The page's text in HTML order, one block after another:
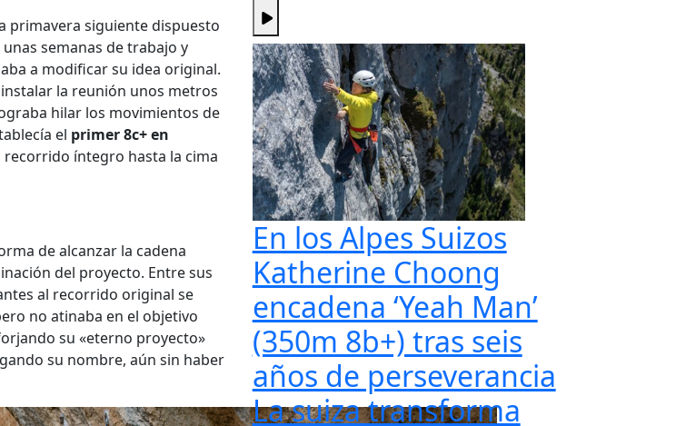
primavera siguiente dispuesto
semanas de trabajo y
a modificar su idea original.
la reunión unos metros
hilar los movimientos de
el primer 8c+ en
recorrido íntegro hasta la cima
de alcanzar la cadena
del proyecto. Entre sus
al recorrido original se
no atinaba en el objetivo
su «eterno proyecto»
su nombre, aún sin haber
En los Alpes Suizos
Katherine Choong
encadena ‘Yeah Man’
(350m 8b+) tras seis
años de perseverancia
La suiza transforma